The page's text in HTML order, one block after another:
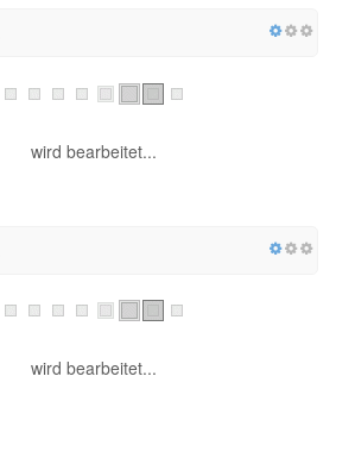
wird bearbeitet...
wird bearbeitet...